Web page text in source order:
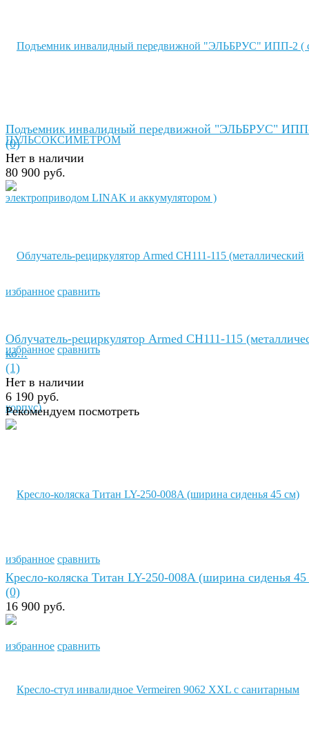
избранное сравнить
избранное сравнить
Подъемник инвалидный передвижной "ЭЛЬБРУС"
(0)
Нет в наличии
80 900 руб.
избранное сравнить
Облучатель-рециркулятор Armed СH111-115
ко...
(1)
Нет в наличии
6 190 руб.
Рекомендуем посмотреть
избранное сравнить
Кресло-коляска Титан LY-250-008A (ширина сиденья
(0)
16 900 руб.